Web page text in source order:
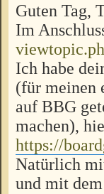
Guten Tag,
Im
Ich habe
(für meinen
auf BBG
machen),
https://
Natürlich
und mit